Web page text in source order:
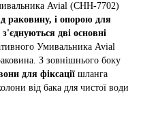
Avial (CHH-7702)
раковину, і опорою для
з'єднуються дві основні
Умивальника Avial
З зовнішнього боку
для фіксації шланга
від бака для чистої води